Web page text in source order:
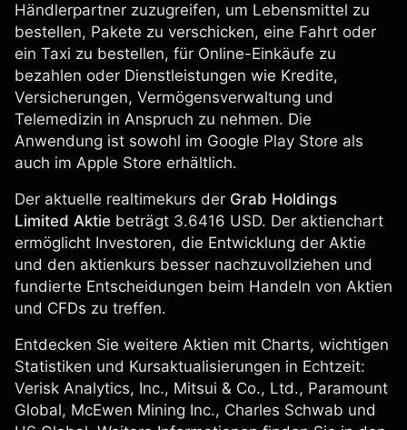
Händlerpartner zuzugreifen, um Lebensmittel zu
bestellen, Pakete zu verschicken, eine Fahrt oder
ein Taxi zu bestellen, für Online-Einkäufe zu
bezahlen oder Dienstleistungen wie Kredite,
Versicherungen, Vermögensverwaltung und
Telemedizin in Anspruch zu nehmen. Die
Anwendung ist sowohl im Google Play Store als
auch im Apple Store erhältlich.
Der aktuelle realtimekurs der Grab Holdings
Limited Aktie beträgt 3.6416 USD. Der aktienchart
ermöglicht Investoren, die Entwicklung der Aktie
und den aktienkurs besser nachzuvollziehen und
fundierte Entscheidungen beim Handeln von Aktien
und CFDs zu treffen.
Entdecken Sie weitere Aktien mit Charts, wichtigen
Statistiken und Kursaktualisierungen in Echtzeit:
Verisk Analytics, Inc., Mitsui & Co., Ltd., Paramount
Global, McEwen Mining Inc., Charles Schwab und